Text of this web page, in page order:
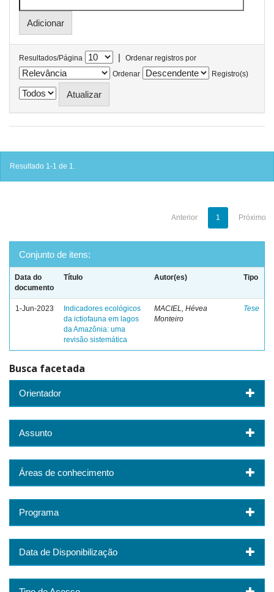
Resultados/Página |
Ordenar registros por
Ordenar
Registro(s)
Resultado 1-1 de 1.
Anterior 1 Próximo
Conjunto de itens:
Data do
documento
Título Autor(es) Tipo
1-Jun-2023
Indicadores ecológicos
da ictiofauna em lagos
da Amazônia: uma
revisão sistemática
MACIEL, Hévea
Monteiro
Tese
Busca facetada
Orientador
Assunto
Áreas de conhecimento
Programa
Data de Disponibilização